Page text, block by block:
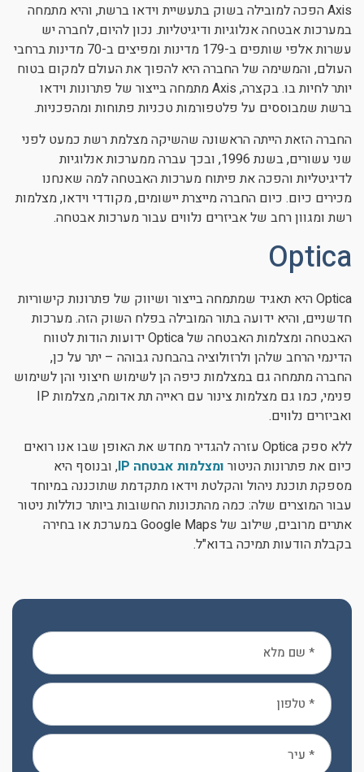
Axis הפכה למובילה בשוק בתעשיית וידאו ברשת, והיא מתמחה
במערכות אבטחה אנלוגיות ודיגיטליות. נכון להיום, לחברה יש
עשרות אלפי שותפים ב-179 מדינות ומפיצים ב-70 מדינות ברחבי
העולם, והמשימה של החברה היא להפוך את העולם למקום בטוח
יותר לחיות בו. בקצרה, Axis מתמחה בייצור של פתרונות וידאו
ברשת שמבוססים על פלטפורמות טכניות פתוחות ומהפכניות.
החברה הזאת הייתה הראשונה שהשיקה מצלמת רשת כמעט לפני
שני עשורים, בשנת 1996, ובכך עברה ממערכות אנלוגיות
לדיגיטליות והפכה את פיתוח מערכות האבטחה למה שאנחנו
מכירים כיום. כיום החברה מייצרת יישומים, מקודדי וידאו, מצלמות
רשת ומגוון רחב של אביזרים נלווים עבור מערכות אבטחה.
Optica
Optica היא תאגיד שמתמחה בייצור ושיווק של פתרונות קישוריות
חדשניים, והיא ידועה בתור המובילה בפלח השוק הזה. מערכות
האבטחה ומצלמות האבטחה של Optica ידועות הודות לטווח
הדינמי הרחב שלהן ולרזולוציה בהבחנה גבוהה – יתר על כן,
החברה מתמחה גם במצלמות כיפה הן לשימוש חיצוני והן לשימוש
פנימי, כמו גם מצלמות צינור עם ראייה תת אדומה, מצלמות IP
ואביזרים נלווים.
ללא ספק Optica עזרה להגדיר מחדש את האופן שבו אנו רואים
כיום את פתרונות הניטור ומצלמות אבטחה IP
, ובנוסף היא
מספקת תוכנת ניהול והקלטת וידאו מתקדמת שתוכננה במיוחד
עבור המוצרים שלה: כמה מהתכונות החשובות ביותר כוללות ניטור
אתרים מרובים, שילוב של Google Maps במערכת או בחירה
בקבלת הודעות תמיכה בדוא"ל.